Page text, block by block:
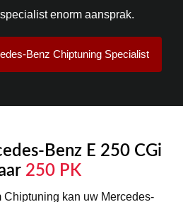
enorm aansprak.
Benz Chiptuning Specialist
Benz E 250 CGi
250 PK
Chiptuning kan uw Mercedes-